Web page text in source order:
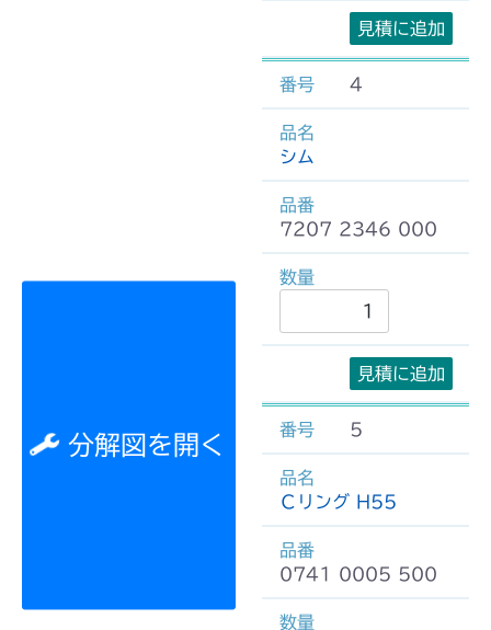
分解図を開く
見積に追加
4
シム
7207 2346 000
見積に追加
5
Ｃリング H55
0741 0005 500